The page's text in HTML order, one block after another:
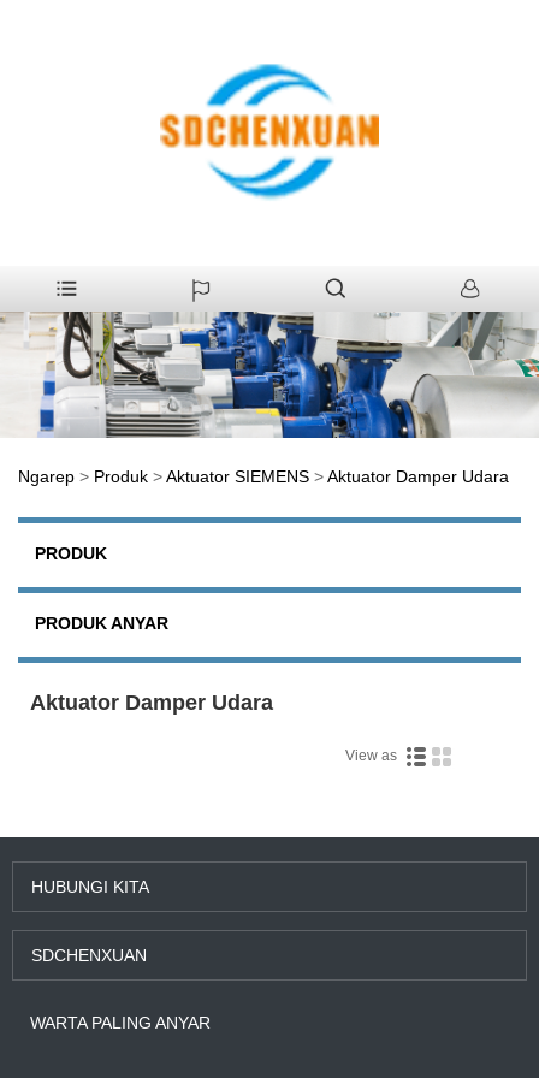
Ngarep > Produk >Aktuator SIEMENS >Aktuator Damper Udara
PRODUK
PRODUK ANYAR
Aktuator Damper Udara
View as
HUBUNGI KITA
SDCHENXUAN
WARTA PALING ANYAR